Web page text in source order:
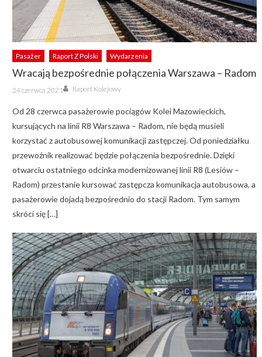
Pasażer Raport Z Polski Wydarzenia
Wracają bezpośrednie połączenia Warszawa – Radom
Posted
on
24 czerwca 2021 Author
Raport Kolejowy
Od 28 czerwca pasażerowie pociągów Kolei Mazowieckich,
kursujących na linii R8 Warszawa – Radom, nie będą musieli
korzystać z autobusowej komunikacji zastępczej. Od poniedziałku
przewoźnik realizować będzie połączenia bezpośrednie. Dzięki
otwarciu ostatniego odcinka modernizowanej linii R8 (Lesiów –
Radom) przestanie kursować zastępcza komunikacja autobusowa, a
pasażerowie dojadą bezpośrednio do stacji Radom. Tym samym
skróci się […]